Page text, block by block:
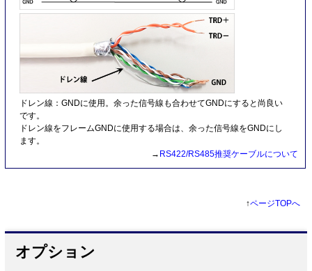
ドレン線：GNDに使用。余った信号線も合わせてGNDにすると尚良い
です。
ドレン線をフレームGNDに使用する場合は、余った信号線をGNDにし
ます。
→ RS422/RS485推奨ケーブルについて
↑ページTOPへ
オプション